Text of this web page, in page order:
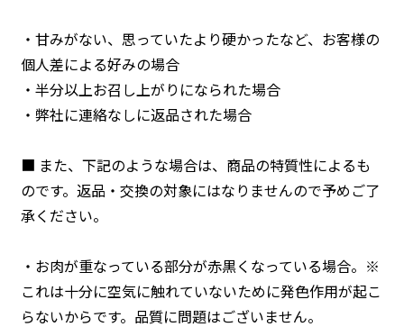
・甘みがない、思っていたより硬かったなど、お客様の
個人差による好みの場合
・半分以上お召し上がりになられた場合
・弊社に連絡なしに返品された場合
■ また、下記のような場合は、商品の特質性によるも
のです。返品・交換の対象にはなりませんので予めご了
承ください。
・お肉が重なっている部分が赤黒くなっている場合。※
これは十分に空気に触れていないために発色作用が起こ
らないからです。品質に問題はございません。